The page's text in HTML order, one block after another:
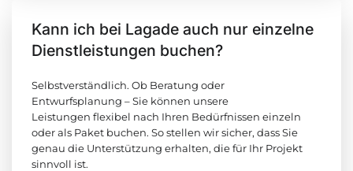
Kann ich bei Lagade auch nur einzelne
Dienstleistungen buchen?
Selbstverständlich. Ob Beratung oder
Entwurfsplanung – Sie können unsere
Leistungen flexibel nach Ihren Bedürfnissen einzeln
oder als Paket buchen. So stellen wir sicher, dass Sie
genau die Unterstützung erhalten, die für Ihr Projekt
sinnvoll ist.